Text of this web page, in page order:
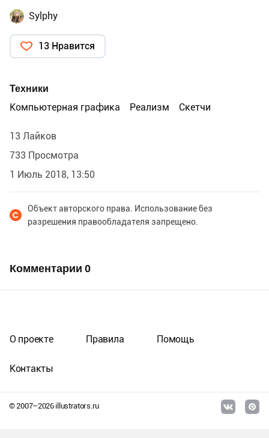
Sylphy
13 Нравится
Техники
Компьютерная графика
Реализм Скетчи
13 Лайков
733 Просмотра
1 Июль 2018, 13:50
Объект авторского права. Использование без
разрешения правообладателя запрещено.
Комментарии 0
© 2007–2026illustrators.ru
О проекте Правила Помощь
Контакты